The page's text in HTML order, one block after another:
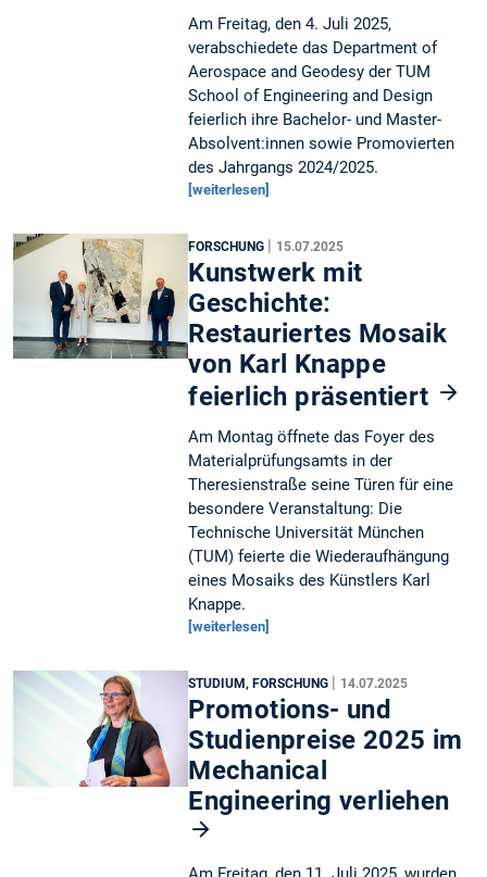
Am Freitag, den 4. Juli 2025,
verabschiedete das Department of
Aerospace and Geodesy der TUM
School of Engineering and Design
feierlich ihre Bachelor- und Master-
Absolvent:innen sowie Promovierten
des Jahrgangs 2024/2025.
[weiterlesen]
FORSCHUNG | 15.07.2025
Kunstwerk mit
Geschichte:
Restauriertes Mosaik
von Karl Knappe
feierlich präsentiert
Am Montag öffnete das Foyer des
Materialprüfungsamts in der
Theresienstraße seine Türen für eine
besondere Veranstaltung: Die
Technische Universität München
(TUM) feierte die Wiederaufhängung
eines Mosaiks des Künstlers Karl
Knappe.
[weiterlesen]
STUDIUM, FORSCHUNG | 14.07.2025
Promotions- und
Studienpreise 2025 im
Mechanical
Engineering verliehen